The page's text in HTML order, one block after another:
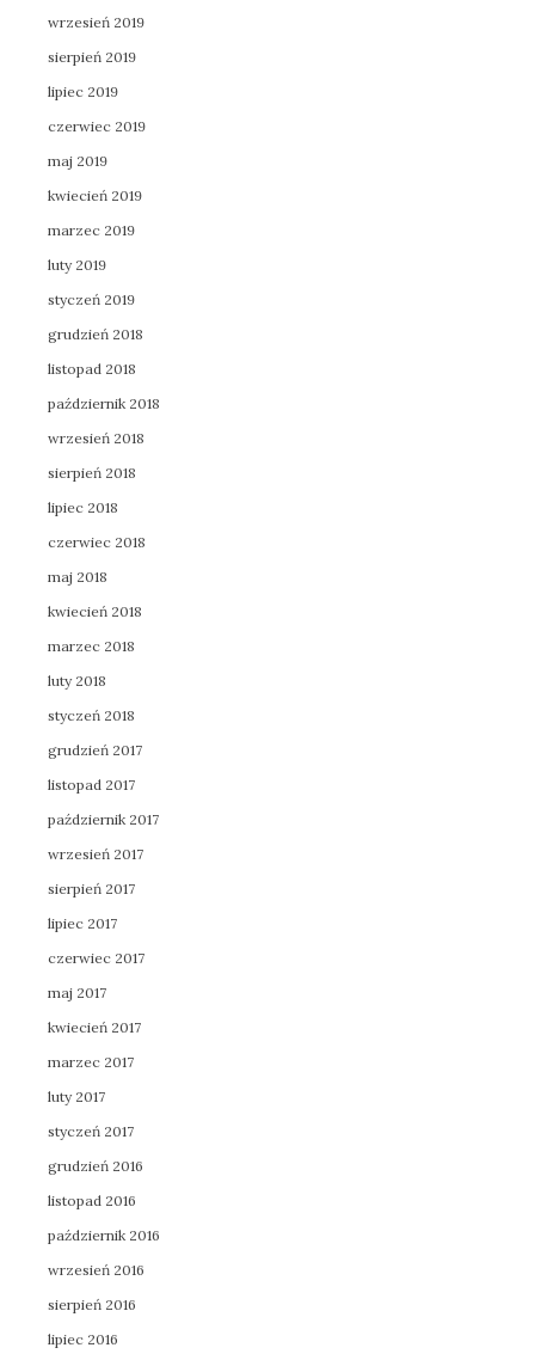
wrzesień 2019
sierpień 2019
lipiec 2019
czerwiec 2019
maj 2019
kwiecień 2019
marzec 2019
luty 2019
styczeń 2019
grudzień 2018
listopad 2018
październik 2018
wrzesień 2018
sierpień 2018
lipiec 2018
czerwiec 2018
maj 2018
kwiecień 2018
marzec 2018
luty 2018
styczeń 2018
grudzień 2017
listopad 2017
październik 2017
wrzesień 2017
sierpień 2017
lipiec 2017
czerwiec 2017
maj 2017
kwiecień 2017
marzec 2017
luty 2017
styczeń 2017
grudzień 2016
listopad 2016
październik 2016
wrzesień 2016
sierpień 2016
lipiec 2016